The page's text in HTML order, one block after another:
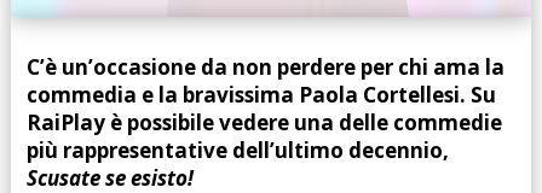
C’è un’occasione da non perdere per chi ama la
commedia e la bravissima Paola Cortellesi. Su
RaiPlay è possibile vedere una delle commedie
più rappresentative dell’ultimo decennio,
Scusate se esisto!